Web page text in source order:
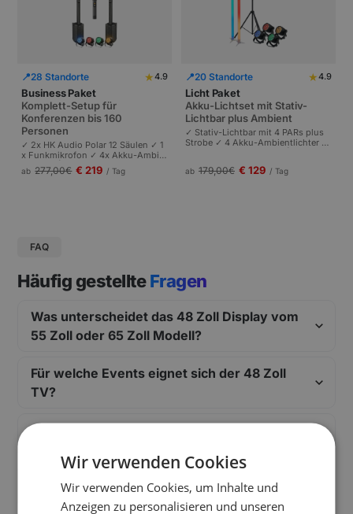
📍28 Standorte ★4.9
Business Paket
Komplett-Setup für
Konferenzen bis 160
Personen
✓ 2x HK Audio Polar 12 Säulen ✓ 1
x Funkmikrofon ✓ 4x Akku-Ambie
ntlichter | Komplettes Setup für Ta
gungen und Pressekonferenzen |
ab 277,00€ € 219 / Tag
📍20 Standorte ★4.9
Licht Paket
Akku-Lichtset mit Stativ-
Lichtbar plus Ambient
✓ Stativ-Lichtbar mit 4 PARs plus
Strobe ✓ 4 Akku-Ambientlichter ✓
ersonen.
ab 179,00€ € 129 / Tag
FAQ
Häufig gestellteFragen
Was unterscheidet das 48 Zoll Display vom
55 Zoll oder 65 Zoll Modell?
Für welche Events eignet sich der 48 Zoll
TV?
Welche Anschlüsse hat das Display?
Wir verwenden Cookies
Wir verwenden Cookies, um Inhalte und
Anzeigen zu personalisieren und unseren